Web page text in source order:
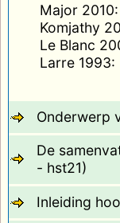
Major
Komjathy
Le Blanc
Larre 1993:
Onderwerp
De
- hst21)
Inleiding